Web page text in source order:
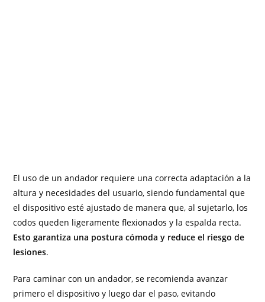
El uso de un andador requiere una correcta adaptación a la
altura y necesidades del usuario, siendo fundamental que
el dispositivo esté ajustado de manera que, al sujetarlo, los
codos queden ligeramente flexionados y la espalda recta.
Esto garantiza una postura cómoda y reduce el riesgo de
lesiones.
Para caminar con un andador, se recomienda avanzar
primero el dispositivo y luego dar el paso, evitando